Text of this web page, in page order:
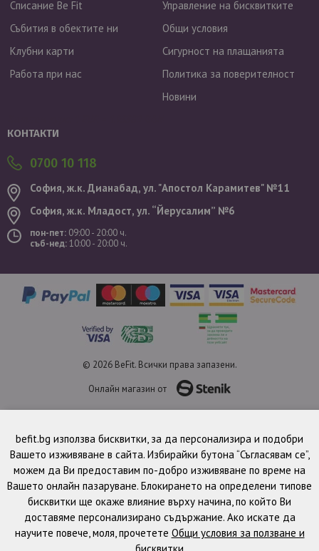
Списание Be Fit
Събития в обектите ни
Клубни карти
Работа при нас
Управление на бисквитките
Общи условия
Сигурност на плащанията
Политика за поверителност
Новини
КОНТАКТИ
0700 10 118
София, ж.к. Дианабад, ул. "Aпостол Карамитев" №11
София, ж.к. Младост, ул. “Йерусалим” №6
пон-пет: 09:00 - 20:00 ч.
съб-нед:10:00 - 20:00 ч.
© 2026 BeFit. Всички права запазени.
Онлайн магазин от
befit.bg използва бисквитки, за да персонализира и подобри
Вашето изживяване в сайта. Избирайки бутона “Съгласявам се”,
можем да Ви предоставим по-добро изживяване по време на
Вашето онлайн пазаруване. Блокирането на определени типове
бисквитки ще окаже влияние върху начина, по който Ви
доставяме персонализирано съдържание. Ако искате да
научите повече, моля, прочетете Общи условия за ползване и